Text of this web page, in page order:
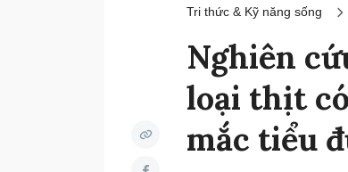
Tri thức & Kỹ năng sống
Nghiên
loại thịt
mắc tiểu